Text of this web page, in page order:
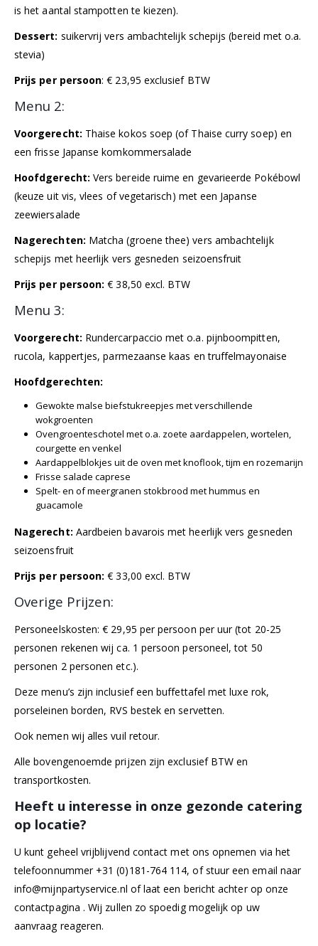
is het aantal stampotten te kiezen).
Dessert: suikervrij vers ambachtelijk schepijs (bereid met o.a.
stevia)
Prijs per persoon: € 23,95 exclusief BTW
Menu 2:
Voorgerecht: Thaise kokos soep (of Thaise curry soep) en
een frisse Japanse komkommersalade
Hoofdgerecht: Vers bereide ruime en gevarieerde Pokébowl
(keuze uit vis, vlees of vegetarisch) met een Japanse
zeewiersalade
Nagerechten: Matcha (groene thee) vers ambachtelijk
schepijs met heerlijk vers gesneden seizoensfruit
Prijs per persoon: € 38,50 excl. BTW
Menu 3:
Voorgerecht: Rundercarpaccio met o.a. pijnboompitten,
rucola, kappertjes, parmezaanse kaas en truffelmayonaise
Hoofdgerechten:
Gewokte malse biefstukreepjes met verschillende
wokgroenten
Ovengroenteschotel met o.a. zoete aardappelen, wortelen,
courgette en venkel
Aardappelblokjes uit de oven met knoflook, tijm en rozemarijn
Frisse salade caprese
Spelt- en of meergranen stokbrood met hummus en
guacamole
Nagerecht: Aardbeien bavarois met heerlijk vers gesneden
seizoensfruit
Prijs per persoon: € 33,00 excl. BTW
Overige Prijzen:
Personeelskosten: € 29,95 per persoon per uur (tot 20-25
personen rekenen wij ca. 1 persoon personeel, tot 50
personen 2 personen etc.).
Deze menu’s zijn inclusief een buffettafel met luxe rok,
porseleinen borden, RVS bestek en servetten.
Ook nemen wij alles vuil retour.
Alle bovengenoemde prijzen zijn exclusief BTW en
transportkosten.
Heeft u interesse in onze gezonde catering
op locatie?
U kunt geheel vrijblijvend contact met ons opnemen via het
telefoonnummer +31 (0)181-764 114, of stuur een email naar
info@mijnpartyservice.nl of laat een bericht achter op onze
contactpagina . Wij zullen zo spoedig mogelijk op uw
aanvraag reageren.